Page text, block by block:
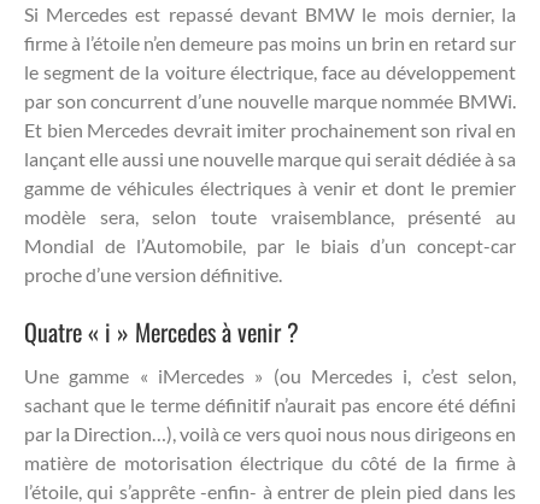
Si Mercedes est repassé devant BMW le mois dernier, la
firme à l’étoile n’en demeure pas moins un brin en retard sur
le segment de la voiture électrique, face au développement
par son concurrent d’une nouvelle marque nommée BMWi.
Et bien Mercedes devrait imiter prochainement son rival en
lançant elle aussi une nouvelle marque qui serait dédiée à sa
gamme de véhicules électriques à venir et dont le premier
modèle sera, selon toute vraisemblance, présenté au
Mondial de l’Automobile, par le biais d’un concept-car
proche d’une version définitive.
Quatre « i » Mercedes à venir ?
Une gamme « iMercedes » (ou Mercedes i, c’est selon,
sachant que le terme définitif n’aurait pas encore été défini
par la Direction…), voilà ce vers quoi nous nous dirigeons en
matière de motorisation électrique du côté de la firme à
l’étoile, qui s’apprête -enfin- à entrer de plein pied dans les